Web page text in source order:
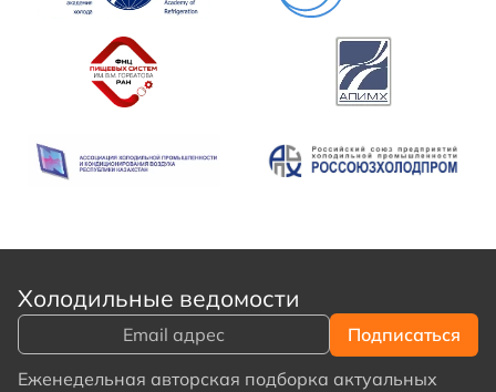
Холодильные ведомости
Еженедельная авторская подборка актуальных